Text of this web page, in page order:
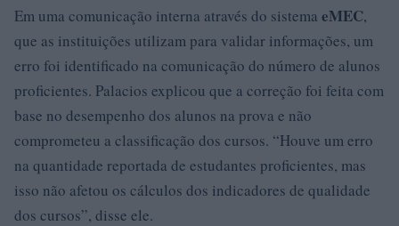
Em uma comunicação interna através do sistema eMEC,
que as instituições utilizam para validar informações, um
erro foi identificado na comunicação do número de alunos
proficientes. Palacios explicou que a correção foi feita com
base no desempenho dos alunos na prova e não
comprometeu a classificação dos cursos. “Houve um erro
na quantidade reportada de estudantes proficientes, mas
isso não afetou os cálculos dos indicadores de qualidade
dos cursos”, disse ele.